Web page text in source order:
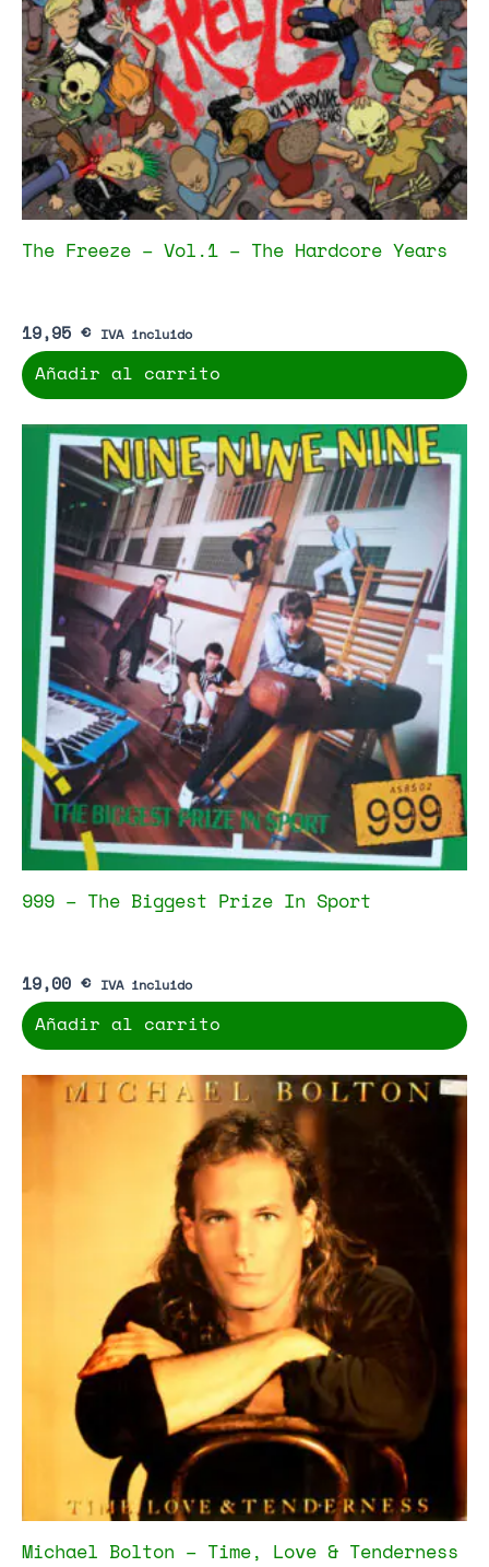
The Freeze – Vol.1 – The Hardcore Years
19,95 € IVA incluido
Añadir al carrito
999 – The Biggest Prize In Sport
19,00 € IVA incluido
Añadir al carrito
Michael Bolton – Time, Love & Tenderness